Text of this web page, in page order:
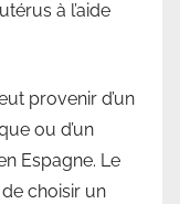
à l’aide
provenir d’un
ou d’un
Espagne. Le
choisir un